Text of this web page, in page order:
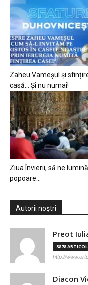
Zaheu Vameșul și
casă… Și nu numai!
Ziua Învierii, să ne
popoare…
Autorii noștri
Preot
3878
http://
Diacon